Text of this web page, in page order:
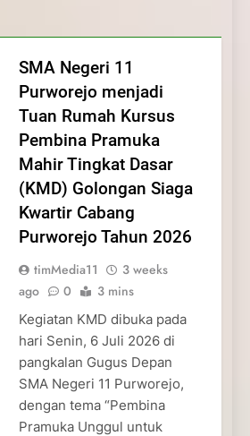
SMA Negeri 11
Purworejo menjadi
Tuan Rumah Kursus
Pembina Pramuka
Mahir Tingkat Dasar
(KMD) Golongan Siaga
Kwartir Cabang
Purworejo Tahun 2026
timMedia11
3 weeks
ago
0 3 mins
Kegiatan KMD dibuka pada
hari Senin, 6 Juli 2026 di
pangkalan Gugus Depan
SMA Negeri 11 Purworejo,
dengan tema “Pembina
Pramuka Unggul untuk